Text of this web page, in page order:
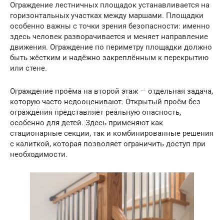
Ограждение лестничных площадок устанавливается на
горизонтальных участках между маршами. Площадки
особенно важны с точки зрения безопасности: именно
здесь человек разворачивается и меняет направление
движения. Ограждение по периметру площадки должно
быть жёстким и надёжно закреплённым к перекрытию
или стене.
Ограждение проёма на второй этаж — отдельная задача,
которую часто недооценивают. Открытый проём без
ограждения представляет реальную опасность,
особенно для детей. Здесь применяют как
стационарные секции, так и комбинированные решения
с калиткой, которая позволяет ограничить доступ при
необходимости.